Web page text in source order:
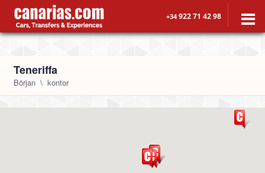
+34922 71 42 98
Teneriffa
Början kontor